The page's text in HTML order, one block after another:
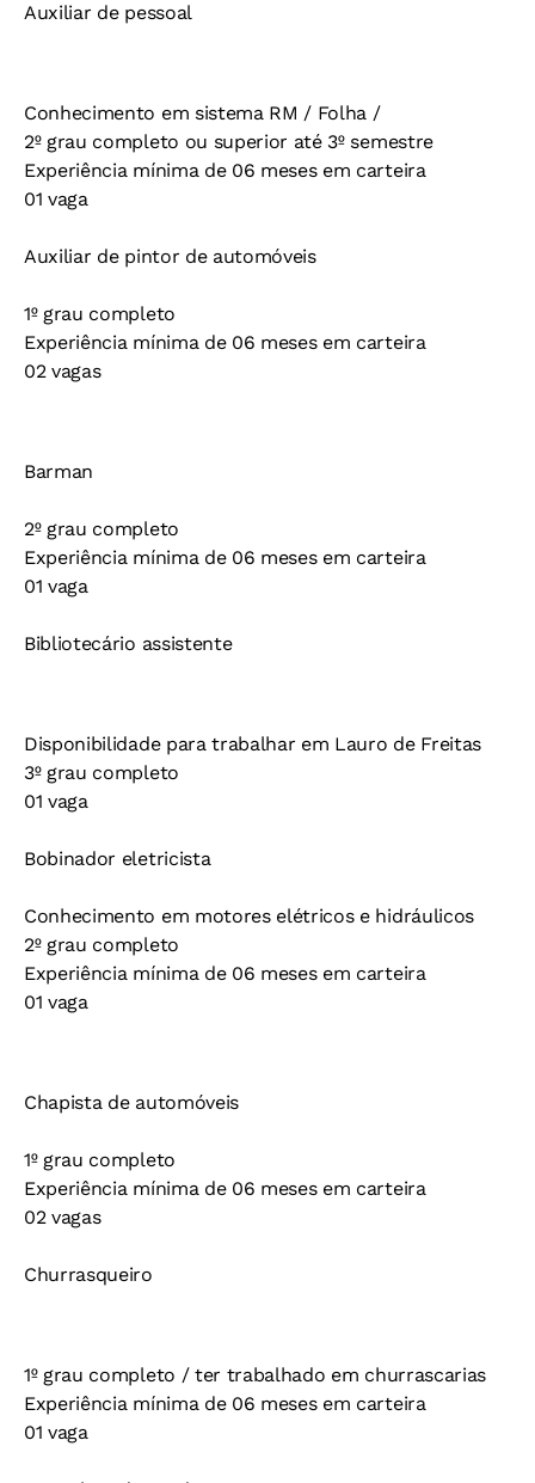
Auxiliar de pessoal
Conhecimento em sistema RM / Folha /
2º grau completo ou superior até 3º semestre
Experiência mínima de 06 meses em carteira
01 vaga
Auxiliar de pintor de automóveis
1º grau completo
Experiência mínima de 06 meses em carteira
02 vagas
Barman
2º grau completo
Experiência mínima de 06 meses em carteira
01 vaga
Bibliotecário assistente
Disponibilidade para trabalhar em Lauro de Freitas
3º grau completo
01 vaga
Bobinador eletricista
Conhecimento em motores elétricos e hidráulicos
2º grau completo
Experiência mínima de 06 meses em carteira
01 vaga
Chapista de automóveis
1º grau completo
Experiência mínima de 06 meses em carteira
02 vagas
Churrasqueiro
1º grau completo / ter trabalhado em churrascarias
Experiência mínima de 06 meses em carteira
01 vaga